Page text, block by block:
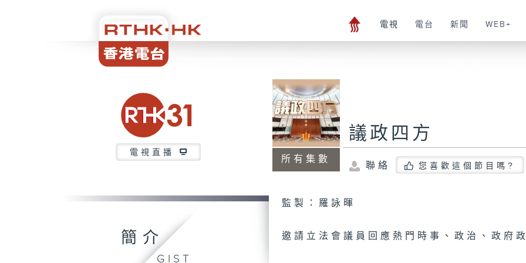
電視 電台 新聞 WEB+
電視直播
所有集數
議政四方
聯絡 您喜歡這個節目嗎?
簡介
GIST
監製：羅詠暉
邀請立法會議員回應熱門時事、政治、政府